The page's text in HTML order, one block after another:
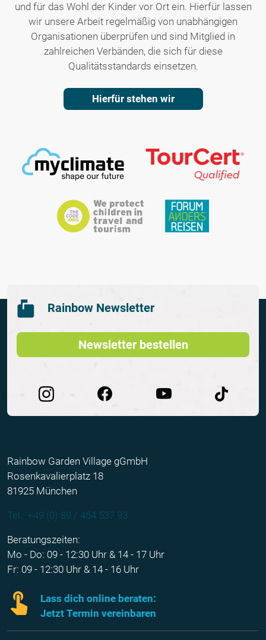
und für das Wohl der Kinder vor Ort ein. Hierfür lassen
wir unsere Arbeit regelmäßig von unabhängigen
Organisationen überprüfen und sind Mitglied in
zahlreichen Verbänden, die sich für diese
Qualitätsstandards einsetzen.
Hierfür stehen wir
Rainbow Newsletter
Newsletter bestellen
Rainbow Garden Village gGmbH
Rosenkavalierplatz 18
81925 München
Tel.: +49 (0) 89 / 454 537 93
Beratungszeiten:
Mo - Do: 09 - 12:30 Uhr & 14 - 17 Uhr
Fr: 09 - 12:30 Uhr & 14 - 16 Uhr
Lass dich online beraten:
Jetzt Termin vereinbaren